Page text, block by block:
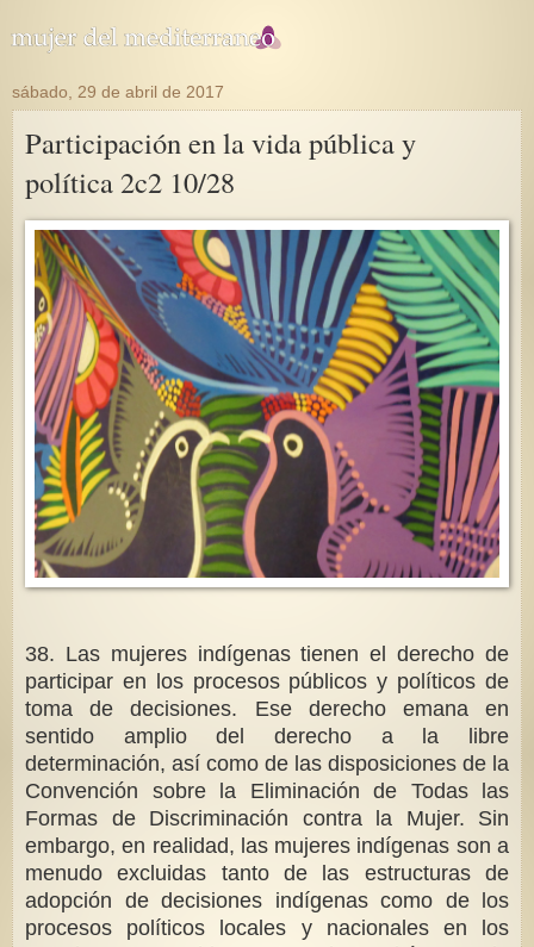
sábado, 29 de abril de 2017
Participación en la vida pública y
política 2c2 10/28
38. Las mujeres indígenas tienen el derecho de
participar en los procesos públicos y políticos de
toma de decisiones. Ese derecho emana en
sentido amplio del derecho a la libre
determinación, así como de las disposiciones de la
Convención sobre la Eliminación de Todas las
Formas de Discriminación contra la Mujer. Sin
embargo, en realidad, las mujeres indígenas son a
menudo excluidas tanto de las estructuras de
adopción de decisiones indígenas como de los
procesos políticos locales y nacionales en los